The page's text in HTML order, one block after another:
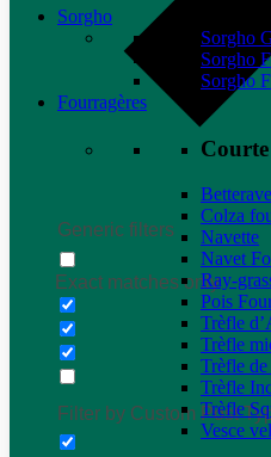
Generic filters
Exact matches only
Filter by Custom Post
Sorgho
Sorgho
Sorgho
Sorgho
Fourragères
Colza
Navette
Navet
Ray-
Pois
Trèfle
Trèfle
Trèfle de
Trèfle
Trèfle
Vesce